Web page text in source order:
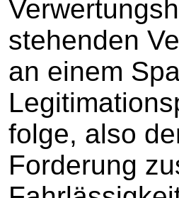
stehenden
an einem
folge, also
Forderung